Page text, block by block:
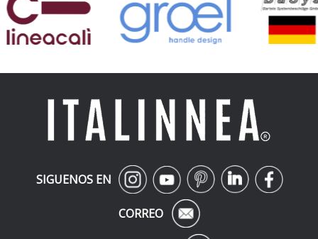
SIGUENOS EN
CORREO